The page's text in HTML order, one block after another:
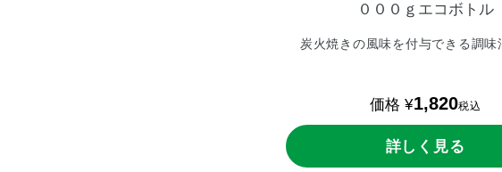
炭火焼きの風味を付与できる調味
０００ｇエコボトル
価格 ¥1,820税込
詳しく見る